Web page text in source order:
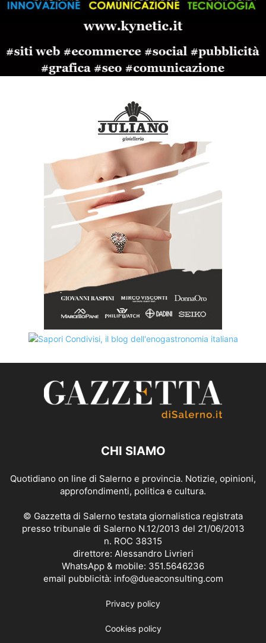
CHI SIAMO
Quotidiano on line di Salerno e provincia. Notizie, opinioni,
approfondimenti, politica e cultura.
© Gazzetta di Salerno testata giornalistica registrata
presso tribunale di Salerno N.12/2013 del 21/06/2013
n. ROC 38315
direttore: Alessandro Livrieri
WhatsApp & mobile: 351.5646236
email pubblicità: info@dueaconsulting.com
Privacy policy
Cookies policy